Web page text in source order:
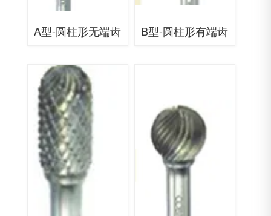
A型-圆柱形无端齿 B型-圆柱形有端齿